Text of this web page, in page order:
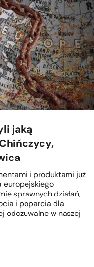
jaką
i produktami już
europejskiego
sprawnych działań,
i poparcia dla
odczuwalne w naszej